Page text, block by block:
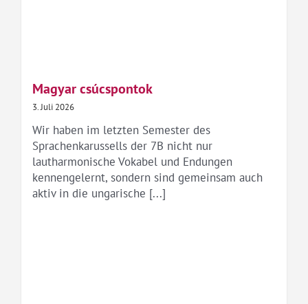
Magyar csúcspontok
3. Juli 2026
Wir haben im letzten Semester des
Sprachenkarussells der 7B nicht nur
lautharmonische Vokabel und Endungen
kennengelernt, sondern sind gemeinsam auch
aktiv in die ungarische [...]